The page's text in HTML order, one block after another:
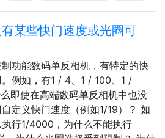
某些快门速度或光圈可
功能数码单反相机，有特定的快
例如，有1 / 4、1 / 100、1 /
即使在高端数码单反相机中也没
定义快门速度（例如1/19）？ 如
行1/4000，为什么不能执行